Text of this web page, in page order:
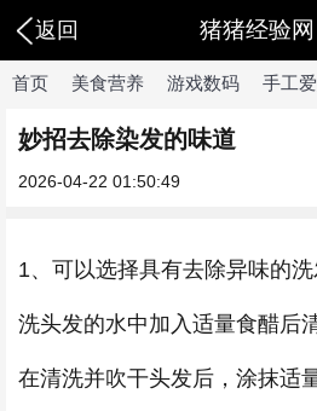
返回 猪猪经验网
首页 美食营养 游戏数码 手工
妙招去除染发的味道
2026-04-22 01:50:49
​1、可以选择具有去除异味的
洗头发的水中加入适量食醋后
在清洗并吹干头发后，涂抹适